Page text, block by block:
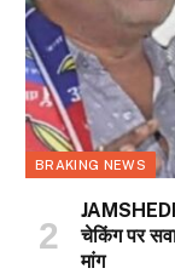
BRAKING NEWS
चेकिंग पर
मांग